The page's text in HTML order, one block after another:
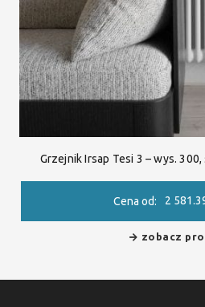
Grzejnik Irsap Tesi 3 – wys.
Cena od: 2
zobacz